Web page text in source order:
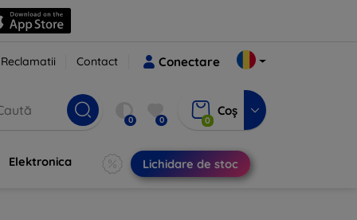
Reclamatii Contact Conectare
0 0 0
Coș
Elektronica Lichidare de stoc